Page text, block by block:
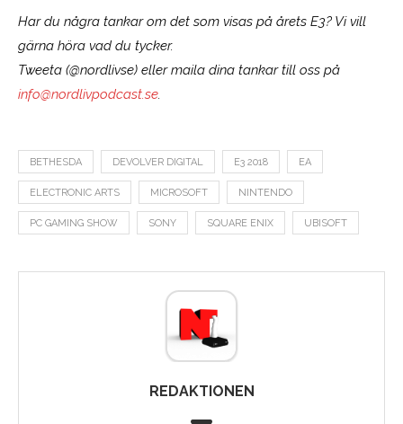
Har du några tankar om det som visas på årets E3? Vi vill
gärna höra vad du tycker.
Tweeta (@nordlivse) eller maila dina tankar till oss på
info@nordlivpodcast.se.
BETHESDA DEVOLVER DIGITAL E3 2018 EA
ELECTRONIC ARTS MICROSOFT NINTENDO
PC GAMING SHOW SONY SQUARE ENIX UBISOFT
REDAKTIONEN